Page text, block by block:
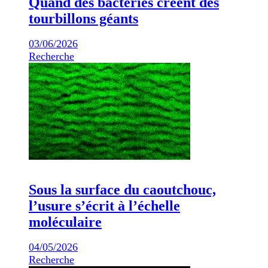
tourbillons géants
03/06/2026
Recherche
Sous la surface du caoutchouc,
l’usure s’écrit à l’échelle
moléculaire
04/05/2026
Recherche